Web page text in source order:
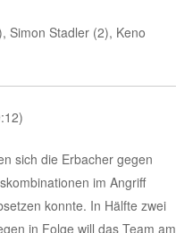
Simon Stadler (2), Keno
sich die Erbacher gegen
im Angriff
konnte. In Hälfte zwei
in Folge will das Team am